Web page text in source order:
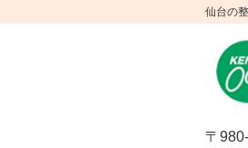
仙台の
〒